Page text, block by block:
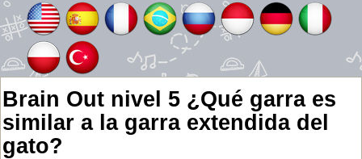
Brain Out nivel 5 ¿Qué garra es
similar a la garra extendida del
gato?